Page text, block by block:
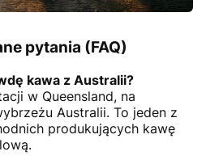
pytania (FAQ)
kawa z Australii?
w Queensland, na
Australii. To jeden z
produkujących kawę